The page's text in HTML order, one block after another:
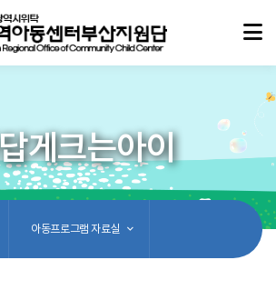
게크는아이
아동프로그램 자료실